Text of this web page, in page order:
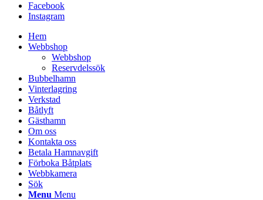
Facebook
Instagram
Hem
Webbshop
Webbshop
Reservdelssök
Bubbelhamn
Vinterlagring
Verkstad
Båtlyft
Gästhamn
Om oss
Kontakta oss
Betala Hamnavgift
Förboka Båtplats
Webbkamera
Sök
Menu Menu